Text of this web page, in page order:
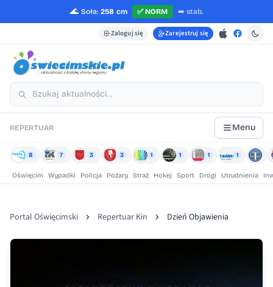
🌊 Soła: 258 cm ✅NORM ➡️ stab.
Zaloguj się Zarejestruj się
REPERTUAR Menu
8 7 3 3 1 1 1 1
Oświęcim Wypadki Policja Pożary Straż Hokej Sport Drogi Utrudnienia
Portal Oświęcimski Repertuar Kin Dzień Objawienia